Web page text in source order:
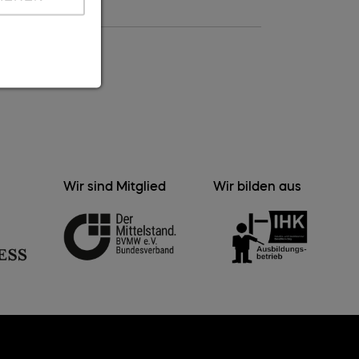
Wir sind Mitglied Wir bilden aus